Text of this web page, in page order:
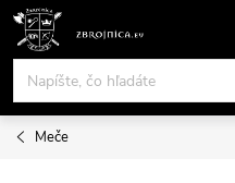
Prejsť
obsah
Meče